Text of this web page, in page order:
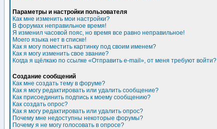
Параметры и настройки пользователя
Как мне изменить мои настройки?
В форумах неправильное время!
Я изменил часовой пояс, но время все равно неправильное!
Моего языка нет в списке!
Как я могу поместить картинку под своим именем?
Как я могу изменить свое звание?
Когда я щёлкаю по ссылке «Отправить e-mail», от меня требуют войти?
Создание сообщений
Как мне создать тему в форуме?
Как я могу редактировать или удалить сообщение?
Как присоединить подпись к моему сообщению?
Как создать опрос?
Как я могу редактировать или удалить опрос?
Почему мне недоступны некоторые форумы?
Почему я не могу голосовать в опросе?